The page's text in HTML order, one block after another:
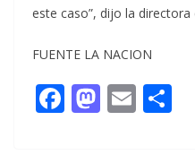
este caso”, dijo la
FUENTE LA NACION
F M E